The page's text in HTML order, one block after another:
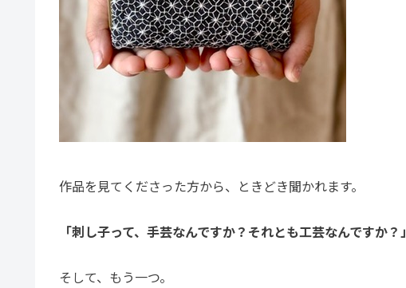
作品を見てくださった方から、ときどき聞かれます。
「刺し子って、手芸なんですか？それとも工芸なんですか？」
そして、もう一つ。